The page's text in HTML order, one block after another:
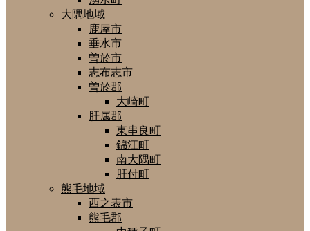
大隅地域
鹿屋市
垂水市
曽於市
志布志市
曽於郡
大崎町
肝属郡
東串良町
錦江町
南大隅町
肝付町
熊毛地域
西之表市
熊毛郡